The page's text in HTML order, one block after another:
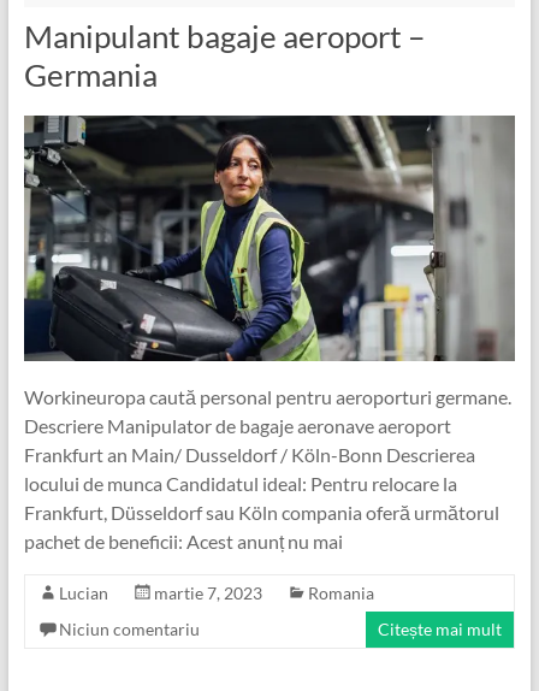
Manipulant bagaje aeroport –
Germania
Workineuropa caută personal pentru aeroporturi germane.
Descriere Manipulator de bagaje aeronave aeroport
Frankfurt an Main/ Dusseldorf / Köln-Bonn Descrierea
locului de munca Candidatul ideal: Pentru relocare la
Frankfurt, Düsseldorf sau Köln compania oferă următorul
pachet de beneficii: Acest anunț nu mai
Lucian martie 7, 2023
Romania
Niciun comentariu
Citește mai mult